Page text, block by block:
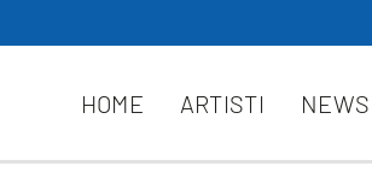
HOME ARTISTI NEWS